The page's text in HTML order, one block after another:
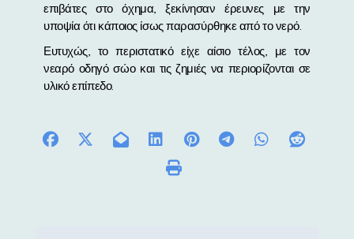
επιβάτες στο όχημα, ξεκίνησαν έρευνες με την
υποψία ότι κάποιος ίσως παρασύρθηκε από το νερό.
Ευτυχώς, το περιστατικό είχε αίσιο τέλος, με τον
νεαρό οδηγό σώο και τις ζημιές να περιορίζονται σε
υλικό επίπεδο.